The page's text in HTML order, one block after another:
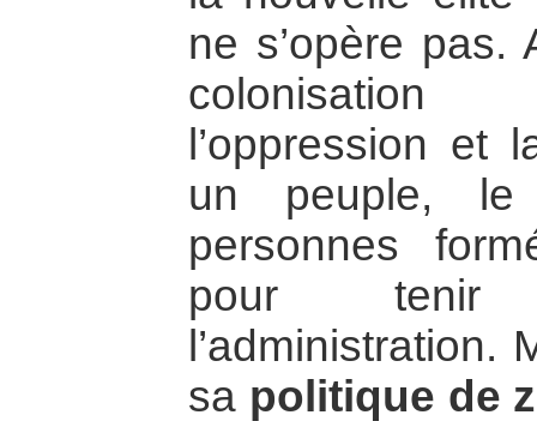
ne s’opère pas.
l’oppression et
un peuple,
personnes
pour tenir
l’administration.
sa politique de